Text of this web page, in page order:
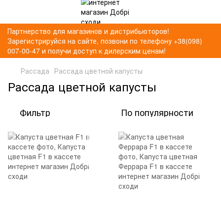
Партнерство для магазинов и дистрибьюторов!
Зарегистрируйся на сайте, позвони по телефону +38(098)
007-00-47 и получи доступ к дилерским ценам!
Рассада Рассада цветной капусты
Рассада цветной капусты
Фильтр По популярности